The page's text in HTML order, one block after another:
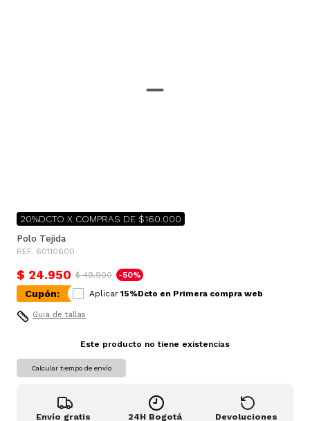
20%DCTO X COMPRAS DE $160.000
Polo Tejida
REF. 60110600
$ 24.950 $ 49.900 -50%
Cupón: Aplicar 15%Dcto en Primera compra web
Guia de tallas
Este producto no tiene existencias
Calcular tiempo de envío
Envío gratis 24H Bogotá Devoluciones